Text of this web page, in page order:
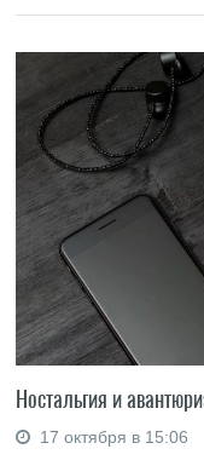
Ностальгия и
17 октября в 15:06